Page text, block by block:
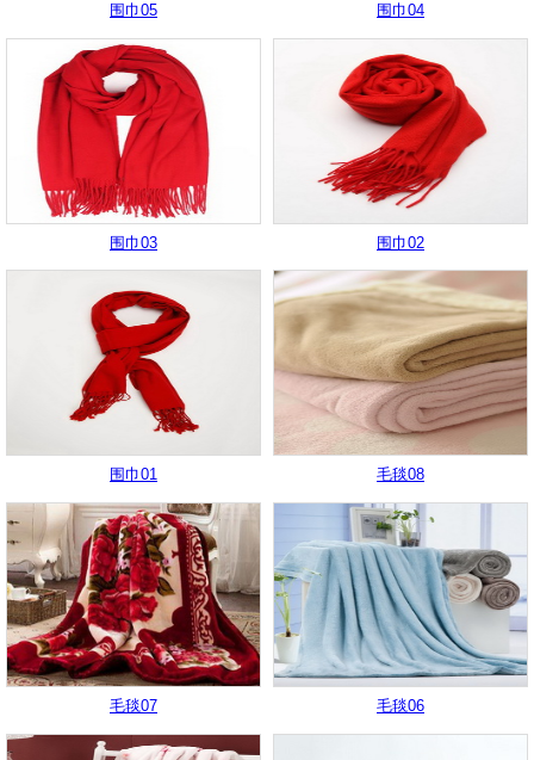
围巾05 围巾04
围巾03 围巾02
围巾01 毛毯08
毛毯07 毛毯06